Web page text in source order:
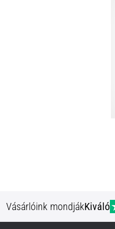
Vásárlóink mondjákKiváló